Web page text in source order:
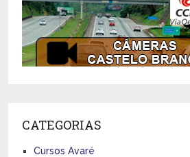
CATEGORIAS
Cursos Avaré